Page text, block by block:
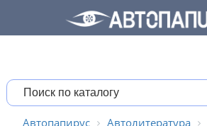
Автопапирус Автолитература